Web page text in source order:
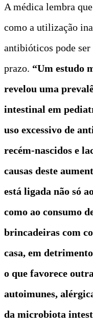
A médica lembra
como a utilização
antibióticos pode
prazo. “Um estudo
revelou uma
intestinal em
uso excessivo de
recém-nascidos e
causas deste
está ligada não só
como ao consumo
brincadeiras com
casa, em
o que favorece
autoimunes,
da microbiota